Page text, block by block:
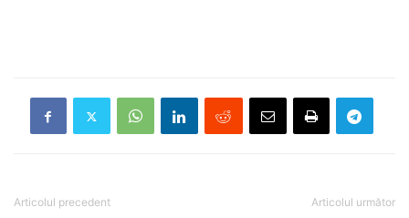
Articolul precedent Articolul următor